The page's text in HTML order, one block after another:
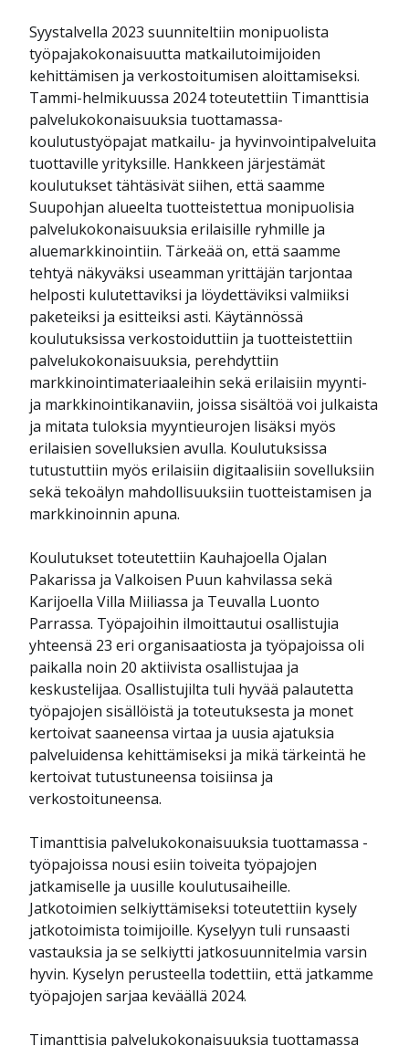
Syystalvella 2023 suunniteltiin monipuolista
työpajakokonaisuutta matkailutoimijoiden
kehittämisen ja verkostoitumisen aloittamiseksi.
Tammi-helmikuussa 2024 toteutettiin Timanttisia
palvelukokonaisuuksia tuottamassa-
koulutustyöpajat matkailu- ja hyvinvointipalveluita
tuottaville yrityksille. Hankkeen järjestämät
koulutukset tähtäsivät siihen, että saamme
Suupohjan alueelta tuotteistettua monipuolisia
palvelukokonaisuuksia erilaisille ryhmille ja
aluemarkkinointiin. Tärkeää on, että saamme
tehtyä näkyväksi useamman yrittäjän tarjontaa
helposti kulutettaviksi ja löydettäviksi valmiiksi
paketeiksi ja esitteiksi asti. Käytännössä
koulutuksissa verkostoiduttiin ja tuotteistettiin
palvelukokonaisuuksia, perehdyttiin
markkinointimateriaaleihin sekä erilaisiin myynti-
ja markkinointikanaviin, joissa sisältöä voi julkaista
ja mitata tuloksia myyntieurojen lisäksi myös
erilaisien sovelluksien avulla. Koulutuksissa
tutustuttiin myös erilaisiin digitaalisiin sovelluksiin
sekä tekoälyn mahdollisuuksiin tuotteistamisen ja
markkinoinnin apuna.
Koulutukset toteutettiin Kauhajoella Ojalan
Pakarissa ja Valkoisen Puun kahvilassa sekä
Karijoella Villa Miiliassa ja Teuvalla Luonto
Parrassa. Työpajoihin ilmoittautui osallistujia
yhteensä 23 eri organisaatiosta ja työpajoissa oli
paikalla noin 20 aktiivista osallistujaa ja
keskustelijaa. Osallistujilta tuli hyvää palautetta
työpajojen sisällöistä ja toteutuksesta ja monet
kertoivat saaneensa virtaa ja uusia ajatuksia
palveluidensa kehittämiseksi ja mikä tärkeintä he
kertoivat tutustuneensa toisiinsa ja
verkostoituneensa.
Timanttisia palvelukokonaisuuksia tuottamassa -
työpajoissa nousi esiin toiveita työpajojen
jatkamiselle ja uusille koulutusaiheille.
Jatkotoimien selkiyttämiseksi toteutettiin kysely
jatkotoimista toimijoille. Kyselyyn tuli runsaasti
vastauksia ja se selkiytti jatkosuunnitelmia varsin
hyvin. Kyselyn perusteella todettiin, että jatkamme
työpajojen sarjaa keväällä 2024.
Timanttisia palvelukokonaisuuksia tuottamassa